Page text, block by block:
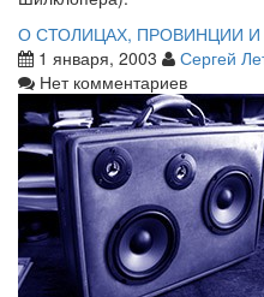
О СТОЛИЦАХ, ПРОВИНЦИИ
1 января, 2003
Сергей
Нет комментариев